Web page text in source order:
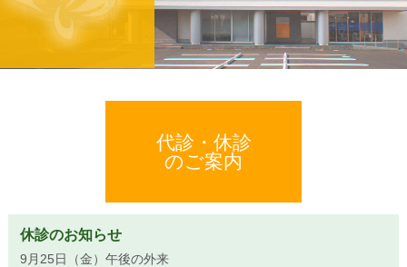
代診・休診
のご案内
休診のお知らせ
9月25日（金）午後の外来